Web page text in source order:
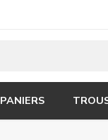
PANIERS